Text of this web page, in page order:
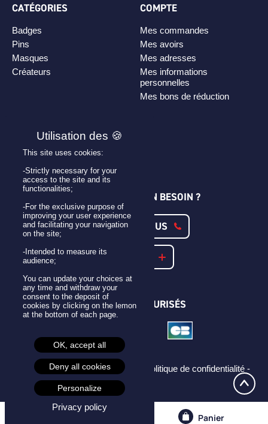
Panier
CATÉGORIES
Badges
Pins
Masques
Créateurs
COMPTE
Mes commandes
Mes avoirs
Mes adresses
Mes informations
personnelles
Mes bons de réduction
PLAN DE SITE
Personnaliser son badge
UNE QUESTION ? UN BESOIN ?
CONTACTEZ-NOUS
NOTRE FAQ
PAIEMENTS SÉCURISÉS
Mentions légales -CGU - CGV -
Politique de confidentialité -
Cookies -
This site uses cookies:
-Strictly necessary for your
access to the site and its
functionalities;
-For the exclusive purpose of
improving your user experience
and facilitating your navigation
on the site;
-Intended to measure its
audience;
You can update your choices at
any time and withdraw your
consent to the deposit of
cookies by clicking on the lemon
at the bottom of each page.
OK, accept all
Deny all cookies
Personalize
Privacy policy